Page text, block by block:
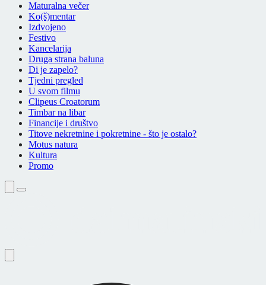
Maturalna večer
Ko(š)mentar
Izdvojeno
Festivo
Kancelarija
Druga strana baluna
Di je zapelo?
Tjedni pregled
U svom filmu
Clipeus Croatorum
Timbar na libar
Financije i društvo
Titove nekretnine i pokretnine - što je ostalo?
Motus natura
Kultura
Promo